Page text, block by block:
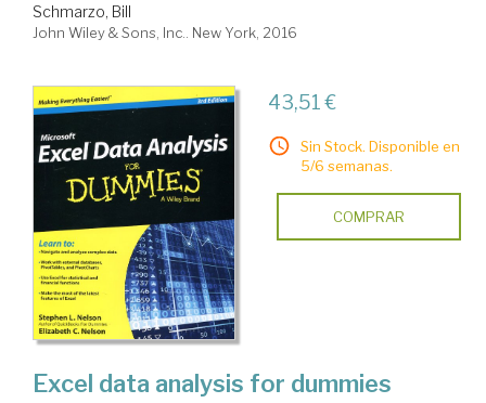
Schmarzo, Bill
John Wiley & Sons, Inc.. New York, 2016
43,51 €
Sin Stock. Disponible en
5/6 semanas.
COMPRAR
Excel data analysis for dummies